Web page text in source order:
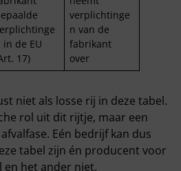
in de EU
17)
verplichtinge
n van de
fabrikant
over
niet als losse rij in deze tabel.
rol uit dit rijtje, maar een
Eén bedrijf kan dus
tabel zijn én producent voor
en het ander niet.